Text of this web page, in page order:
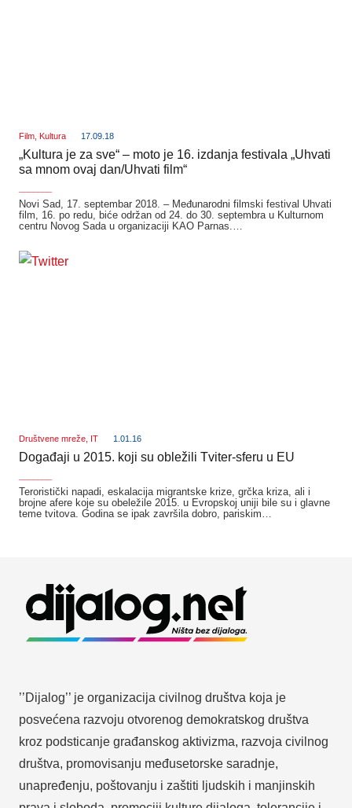
Film Kultura 17.09.18
„Kultura je za sve“ – moto je 16. izdanja festivala „Uhvati
sa mnom ovaj dan/Uhvati film“
Novi Sad, 17. septembar 2018. – Međunarodni filmski festival Uhvati
film, 16. po redu, biće održan od 24. do 30. septembra u Kulturnom
centru Novog Sada u organizaciji KAO Parnas.…
Društvene mreže IT 1.01.16
Događaji u 2015. koji su obležili Tviter-sferu u EU
Teroristički napadi, eskalacija migrantske krize, grčka kriza, ali i
brojne afere koje su obeležile 2015. u Evropskoj uniji bile su i glavne
teme tvitova. Godina se ipak završila dobro, pariskim…
’’Dijalog’’ je organizacija civilnog društva koja je
posvećena razvoju otvorenog demokratskog društva
kroz podsticanje građanskog aktivizma, razvoja civilnog
društva, promovisanju međusetorske saradnje,
unapređenju, poštovanju i zaštiti ljudskih i manjinskih